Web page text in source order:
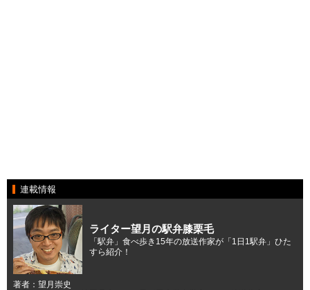
連載情報
ライター望月の駅弁膝栗毛
「駅弁」食べ歩き15年の放送作家が「1日1駅弁」ひた
すら紹介！
著者：望月崇史